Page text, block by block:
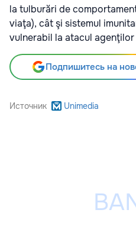
la tulburări de
viaţa), cât şi sistemul
vulnerabil la atacul
Подпишитесь на
Источник Unimedia